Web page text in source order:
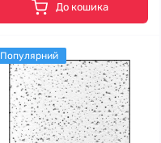
До кошика
Популярний